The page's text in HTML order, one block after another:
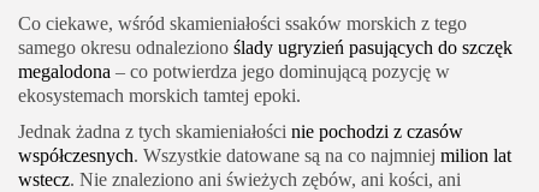
Co ciekawe, wśród skamieniałości ssaków morskich z tego
samego okresu odnaleziono ślady ugryzień pasujących do szczęk
megalodona – co potwierdza jego dominującą pozycję w
ekosystemach morskich tamtej epoki.
Jednak żadna z tych skamieniałości nie pochodzi z czasów
współczesnych. Wszystkie datowane są na co najmniej milion lat
wstecz. Nie znaleziono ani świeżych zębów, ani kości, ani